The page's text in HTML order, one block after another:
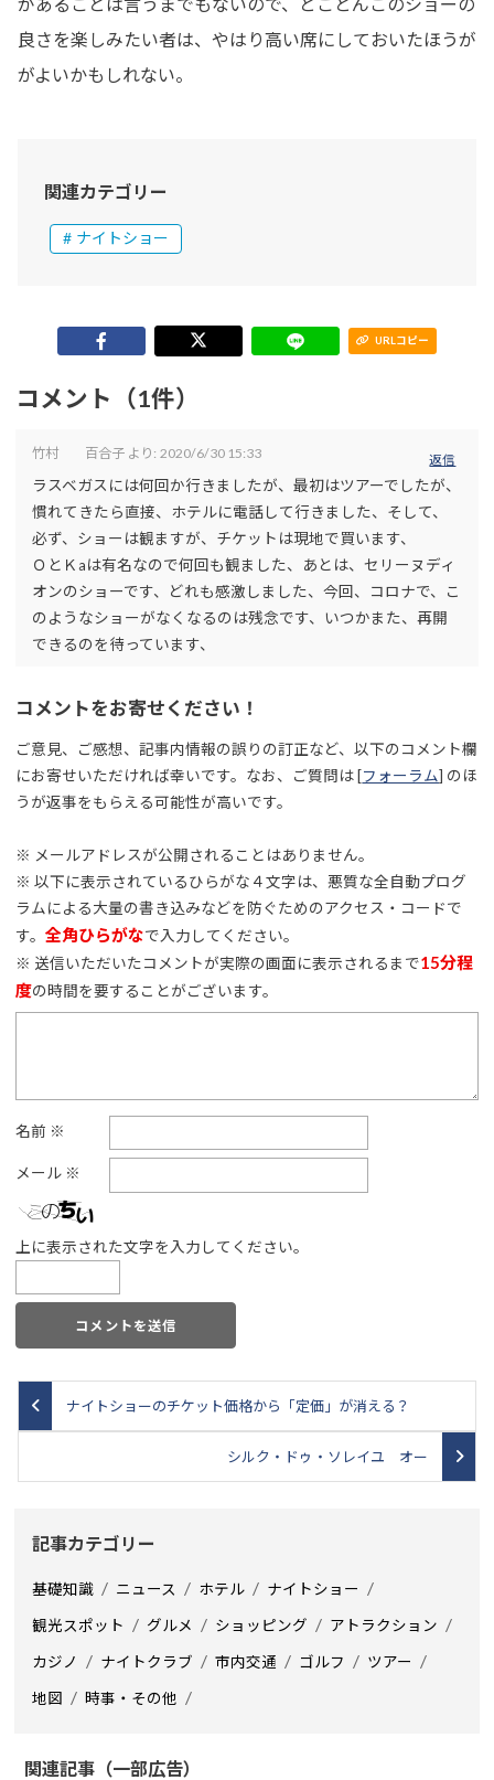
良さを楽しみたい者は、やはり高い席にしておいたほうが
がよいかもしれない。
関連カテゴリー
ナイトショー
URLコピー
コメント（1件）
竹村 百合子 より: 2020/6/30 15:33
ラスベガスには何回か行きましたが、最初はツアーでしたが、
慣れてきたら直接、ホテルに電話して行きました、そして、
必ず、ショーは観ますが、チケットは現地で買います、
ＯとＫaは有名なので何回も観ました、あとは、セリーヌディ
オンのショーです、どれも感激しました、今回、コロナで、こ
のようなショーがなくなるのは残念です、いつかまた、再開
できるのを待っています、
返信
コメントをお寄せください！
ご意見、ご感想、記事内情報の誤りの訂正など、以下のコメント欄
にお寄せいただければ幸いです。なお、ご質問は [フォーラム] のほ
うが返事をもらえる可能性が高いです。
※ メールアドレスが公開されることはありません。
※ 以下に表示されているひらがな４文字は、悪質な全自動プログ
ラムによる大量の書き込みなどを防ぐためのアクセス・コードで
す。全角ひらがなで入力してください。
※ 送信いただいたコメントが実際の画面に表示されるまで15分程
度の時間を要することがございます。
名前 ※
メール ※
上に表示された文字を入力してください。
ナイトショーのチケット価格から「定価」が消える？
シルク・ドゥ・ソレイユ オー
記事カテゴリー
基礎知識 ニュース ホテル ナイトショー
観光スポット グルメ ショッピング アトラクション
カジノ ナイトクラブ 市内交通 ゴルフ ツアー
地図 時事・その他
関連記事（一部広告）